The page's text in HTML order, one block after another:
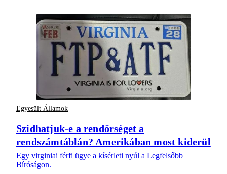
Egyesült Államok
Szidhatjuk-e a rendőrséget a
rendszámtáblán? Amerikában most kiderül
Egy virginiai férfi ügye a kísérleti nyúl a Legfelsőbb
Bíróságon.